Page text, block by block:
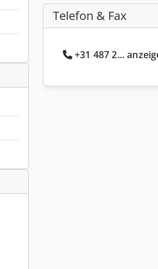
Telefon & Fax
+31 487 2...